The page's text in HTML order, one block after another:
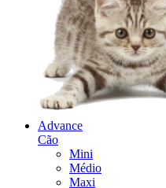
Advance
Cão
Mini
Médio
Maxi